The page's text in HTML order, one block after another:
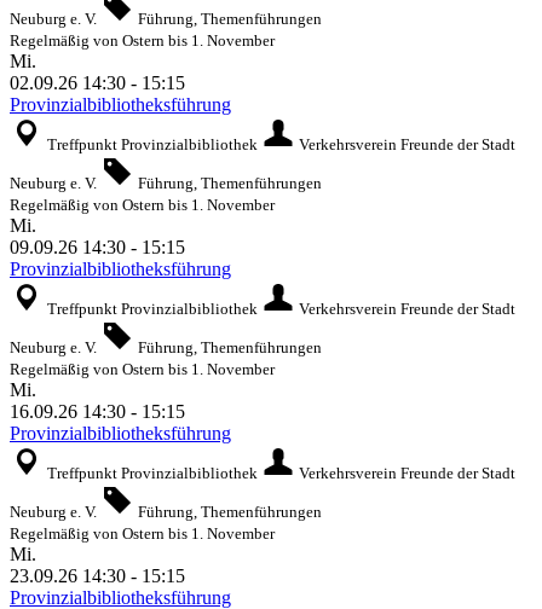
Neuburg e. V.
Führung, Themenführungen
Regelmäßig von Ostern bis 1. November
Mi.
02.09.26 14:30 - 15:15
Provinzialbibliotheksführung
Treffpunkt Provinzialbibliothek Verkehrsverein Freunde der Stadt
Neuburg e. V.
Führung, Themenführungen
Regelmäßig von Ostern bis 1. November
Mi.
09.09.26 14:30 - 15:15
Provinzialbibliotheksführung
Treffpunkt Provinzialbibliothek Verkehrsverein Freunde der Stadt
Neuburg e. V.
Führung, Themenführungen
Regelmäßig von Ostern bis 1. November
Mi.
16.09.26 14:30 - 15:15
Provinzialbibliotheksführung
Treffpunkt Provinzialbibliothek Verkehrsverein Freunde der Stadt
Neuburg e. V.
Führung, Themenführungen
Regelmäßig von Ostern bis 1. November
Mi.
23.09.26 14:30 - 15:15
Provinzialbibliotheksführung